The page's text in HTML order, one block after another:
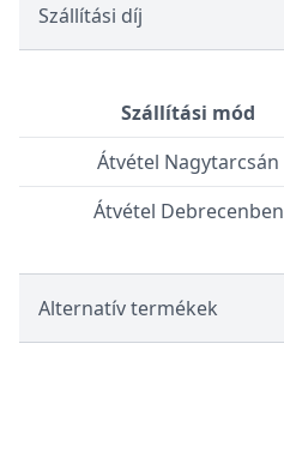
Szállítási díj
Szállítási mód
Átvétel Nagytarcsán
Átvétel Debrecenben
Alternatív termékek